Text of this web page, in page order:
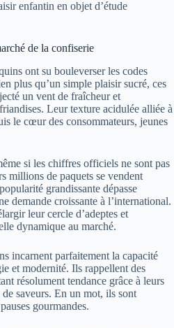
enfantin en objet d’étude
de la confiserie
ont su bouleverser les codes
plus qu’un simple plaisir sucré, ces
un vent de fraîcheur et
Leur texture acidulée alliée à
le cœur des consommateurs, jeunes
si les chiffres officiels ne sont pas
millions de paquets se vendent
grandissante dépasse
demande croissante à l’international.
leur cercle d’adeptes et
dynamique au marché.
incarnent parfaitement la capacité
et modernité. Ils rappellent des
résolument tendance grâce à leurs
saveurs. En un mot, ils sont
gourmandes.